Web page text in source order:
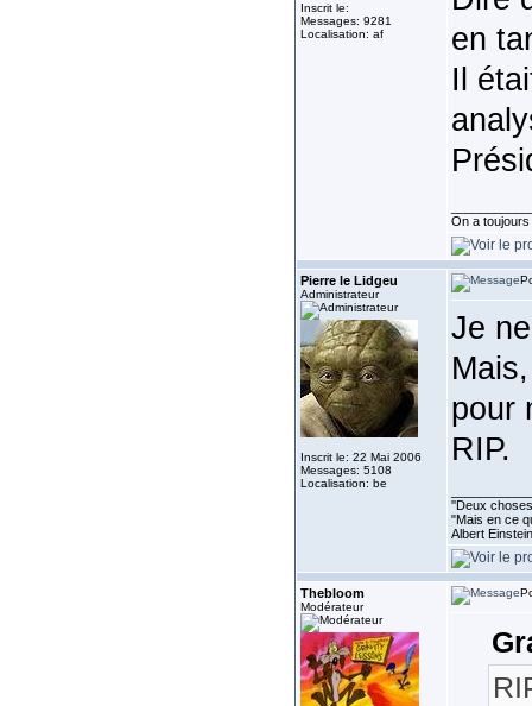
Inscrit le:
Messages: 9281
Localisation: af
en
Il
On a
Pierre le Lidgeu
Administrateur
Inscrit le: 22 Mai 2006
Messages: 5108
Localisation: be
Je
pour
RIP.
''Deux
"Mais en ce
Albert
Thebloom
Modérateur